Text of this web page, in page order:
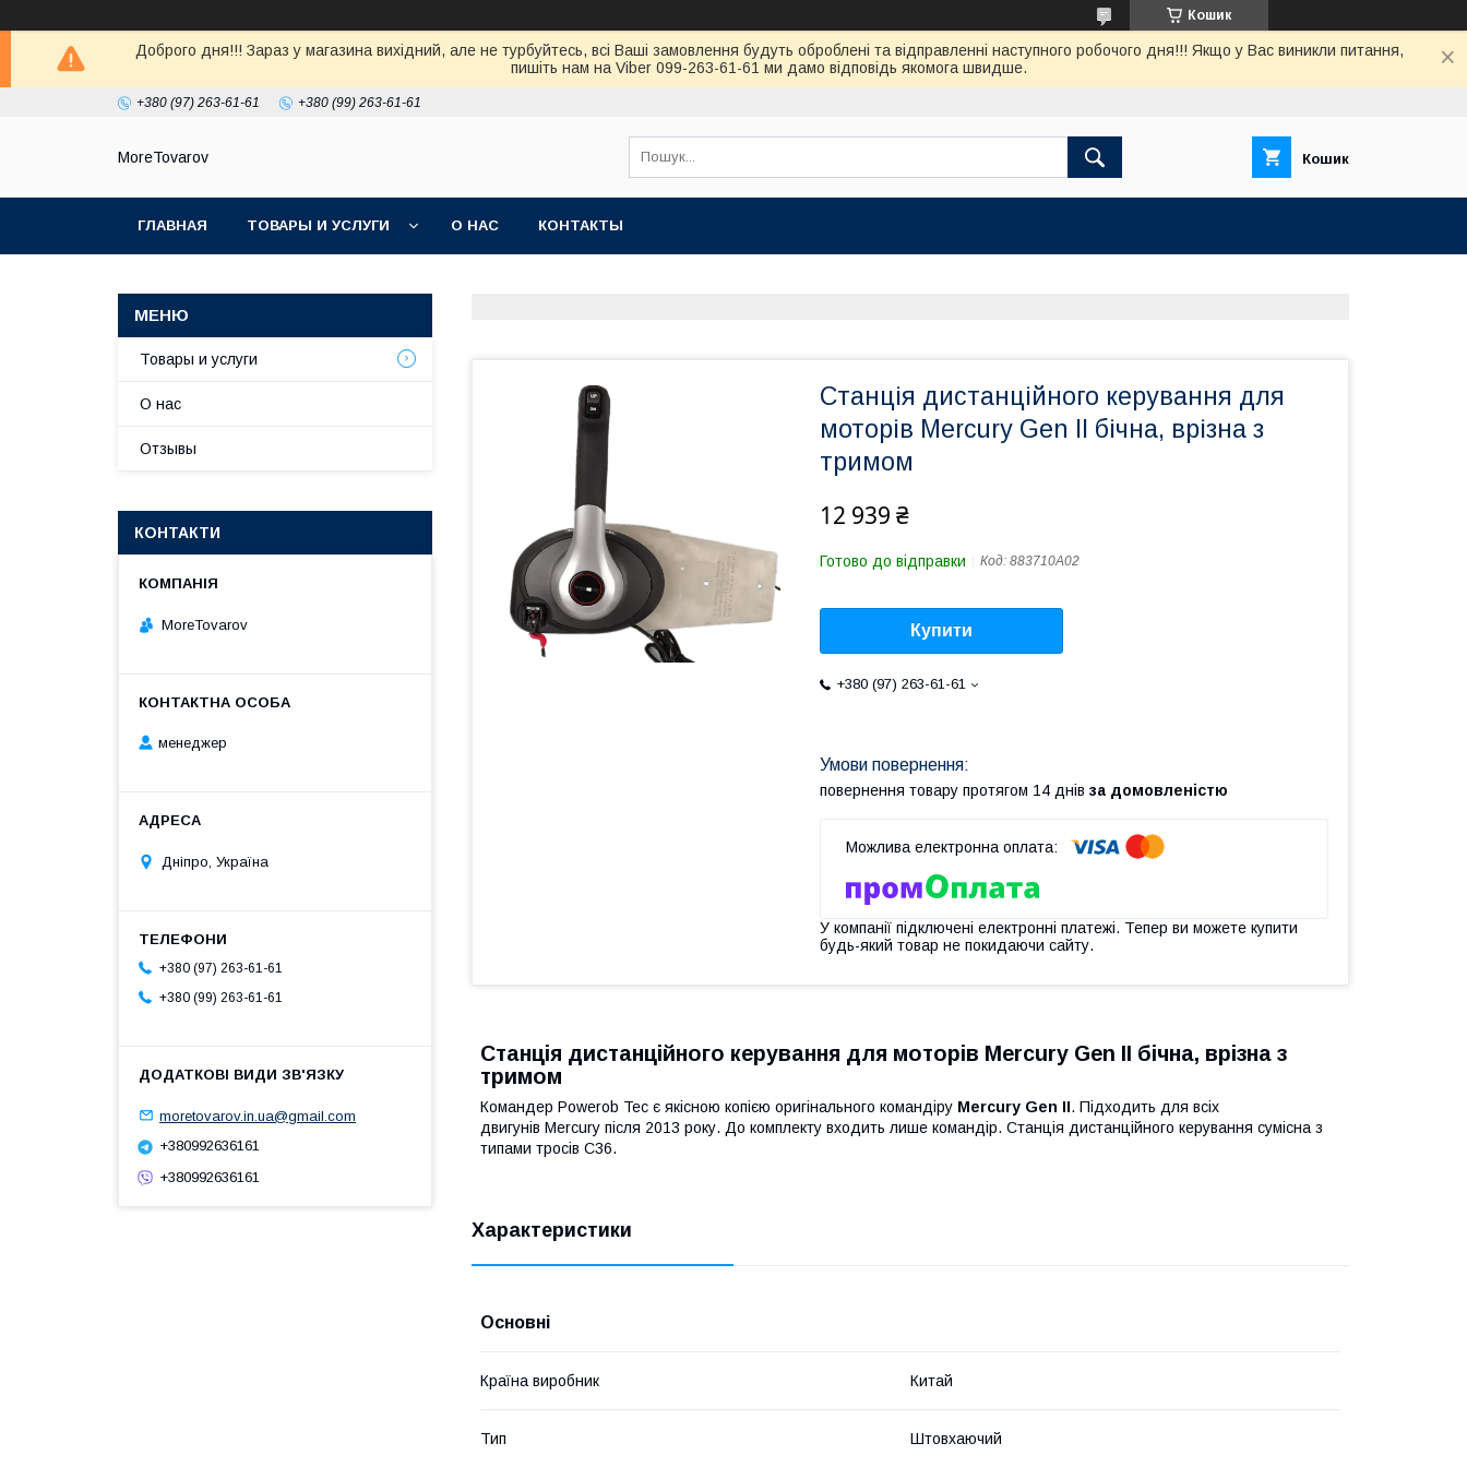
Кошик
Доброго дня!!! Зараз у магазина вихiдний, але не турбуйтесь, всi Вашi замовлення будуть обробленi та вiдправленнi наступного робочого дня!!! Якщо у Вас виникли питання,
пишiть нам на Viber 099-263-61-61 ми дамо вiдповiдь якомога швидше.
+380 (97) 263-61-61 +380 (99) 263-61-61
MoreTovarov Кошик
ГЛАВНАЯ ТОВАРЫ И УСЛУГИ О НАС КОНТАКТЫ
Станція дистанційного керування для
моторів Mercury Gen II бічна, врізна з
тримом
12 939 ₴
Готово до відправки Код: 883710A02
Купити
+380 (97) 263-61-61
повернення товару протягом 14 днів за домовленістю
У компанії підключені електронні платежі. Тепер ви можете купити
будь-який товар не покидаючи сайту.
Станція дистанційного керування для моторів Mercury Gen II бічна, врізна з
тримом
Командер Powerob Tec є якісною копією оригінального командіру Mercury Gen II. Підходить для всіх
двигунів Mercury після 2013 року. До комплекту входить лише командір. Станція дистанційного керування сумісна з
типами тросів С36.
Характеристики
Основні
Країна виробник Китай
Тип Штовхаючий
Товары и услуги
О нас
Отзывы
КОНТАКТИ
MoreTovarov
менеджер
Дніпро, Україна
+380 (97) 263-61-61
+380 (99) 263-61-61
moretovarov.in.ua@gmail.com
+380992636161
+380992636161